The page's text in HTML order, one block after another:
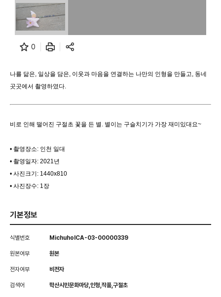
0
나를 닮은, 일상을 담은, 이웃과 마음을 연결하는 나만의 인형을 만들고, 동네
곳곳에서 촬영하였다.
비로 인해 떨어진 구절초 꽃을 든 별. 별이는 구슬치기가 가장 재미있대요~
• 촬영장소: 인천 일대
• 촬영일자: 2021년
• 사진크기: 1440x810
• 사진장수: 1장
기본정보
식별번호 MichuholCA-03-00000339
원본여부 원본
전자여부 비전자
검색어 학산시민문화마당,인형,작품,구절초